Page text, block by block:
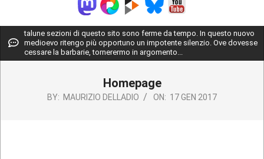
Primary
Navigation
Menu
talune sezioni di questo sito sono ferme da tempo. In questo nuovo
medioevo ritengo più opportuno un impotente silenzio. Ove dovesse
cessare la barbarie, tornerermo in argomento...
Homepage
BY: MAURIZIO DELLADIO ON: 17 GEN 2017